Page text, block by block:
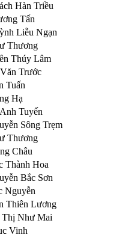
Hàn Triều
Tấn
Liễu Ngạn
Thương
Thúy Lâm
Trước
Tuấn
Hạ
Tuyến
Sông Trẹm
Thương
Châu
Thành Hoa
Bắc Sơn
Nguyễn
Thiên Lương
Thị Như Mai
Vinh